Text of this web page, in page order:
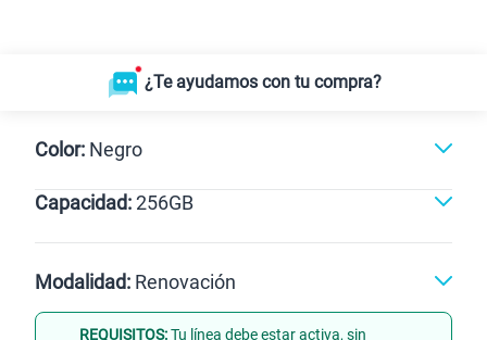
¿Te ayudamos con tu compra?
Color: Negro
Negro
Capacidad:256GB
256GB
Modalidad: Renovación
REQUISITOS:Tu línea debe estar activa, sin